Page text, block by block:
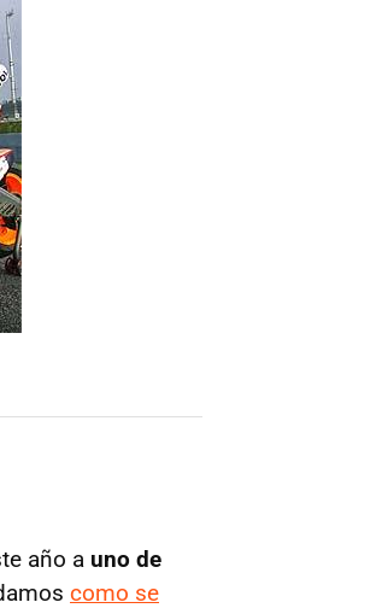
año a uno de
como se